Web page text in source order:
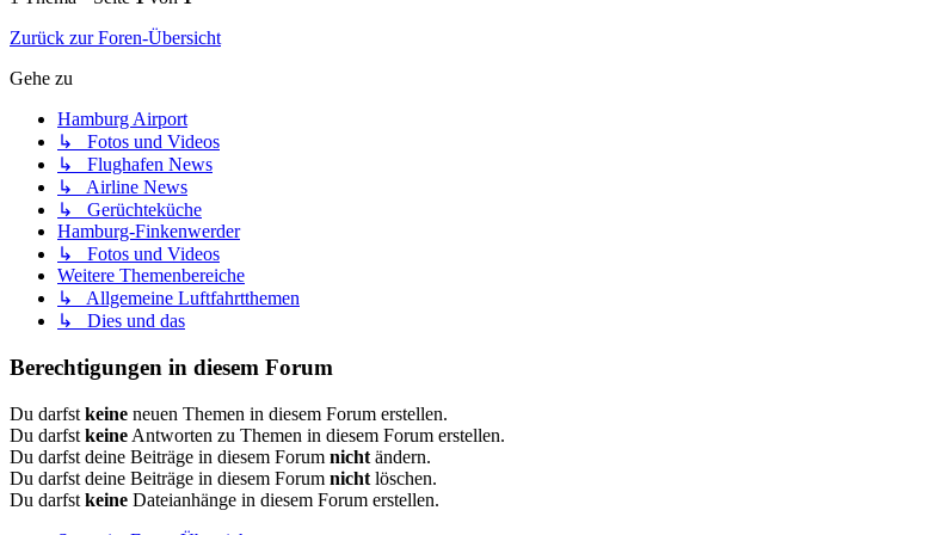
Zurück zur Foren-Übersicht
Gehe zu
Hamburg Airport
↳ Fotos und Videos
↳ Flughafen News
↳ Airline News
↳ Gerüchteküche
Hamburg-Finkenwerder
↳ Fotos und Videos
Weitere Themenbereiche
↳ Allgemeine Luftfahrtthemen
↳ Dies und das
Berechtigungen in diesem Forum
Du darfst keine neuen Themen in diesem Forum erstellen.
Du darfst keine Antworten zu Themen in diesem Forum erstellen.
Du darfst deine Beiträge in diesem Forum nicht ändern.
Du darfst deine Beiträge in diesem Forum nicht löschen.
Du darfst keine Dateianhänge in diesem Forum erstellen.